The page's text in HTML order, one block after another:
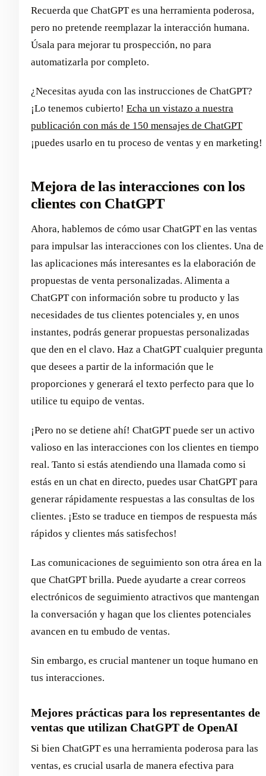
Recuerda que ChatGPT es una herramienta poderosa,
pero no pretende reemplazar la interacción humana.
Úsala para mejorar tu prospección, no para
automatizarla por completo.
¿Necesitas ayuda con las instrucciones de ChatGPT?
¡Lo tenemos cubierto! Echa un vistazo a nuestra
publicación con más de 150 mensajes de ChatGPT
¡puedes usarlo en tu proceso de ventas y en marketing!
Mejora de las interacciones con los
clientes con ChatGPT
Ahora, hablemos de cómo usar ChatGPT en las ventas
para impulsar las interacciones con los clientes. Una de
las aplicaciones más interesantes es la elaboración de
propuestas de venta personalizadas. Alimenta a
ChatGPT con información sobre tu producto y las
necesidades de tus clientes potenciales y, en unos
instantes, podrás generar propuestas personalizadas
que den en el clavo. Haz a ChatGPT cualquier pregunta
que desees a partir de la información que le
proporciones y generará el texto perfecto para que lo
utilice tu equipo de ventas.
¡Pero no se detiene ahí! ChatGPT puede ser un activo
valioso en las interacciones con los clientes en tiempo
real. Tanto si estás atendiendo una llamada como si
estás en un chat en directo, puedes usar ChatGPT para
generar rápidamente respuestas a las consultas de los
clientes. ¡Esto se traduce en tiempos de respuesta más
rápidos y clientes más satisfechos!
Las comunicaciones de seguimiento son otra área en la
que ChatGPT brilla. Puede ayudarte a crear correos
electrónicos de seguimiento atractivos que mantengan
la conversación y hagan que los clientes potenciales
avancen en tu embudo de ventas.
Sin embargo, es crucial mantener un toque humano en
tus interacciones.
Mejores prácticas para los representantes de
ventas que utilizan ChatGPT de OpenAI
Si bien ChatGPT es una herramienta poderosa para las
ventas, es crucial usarla de manera efectiva para